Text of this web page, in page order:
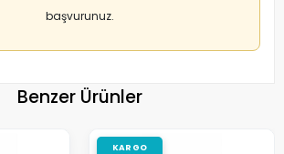
başvurunuz.
Benzer Ürünler
KARGO